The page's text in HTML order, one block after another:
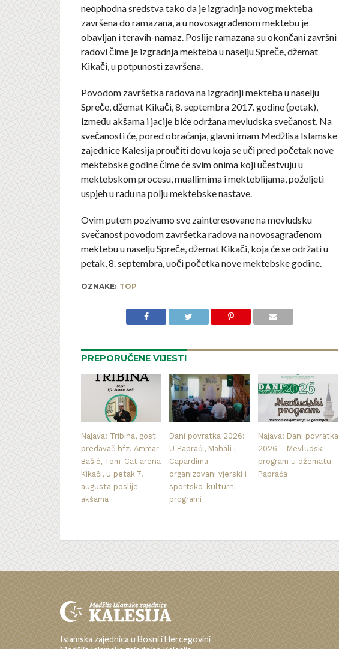
neophodna sredstva tako da je izgradnja novog mekteba
završena do ramazana, a u novosagrađenom mektebu je
obavljan i teravih-namaz. Poslije ramazana su okončani završni
radovi čime je izgradnja mekteba u naselju Spreče, džemat
Kikači, u potpunosti završena.
Povodom završetka radova na izgradnji mekteba u naselju
Spreče, džemat Kikači, 8. septembra 2017. godine (petak),
između akšama i jacije biće održana mevludska svečanost. Na
svečanosti će, pored obraćanja, glavni imam Medžlisa Islamske
zajednice Kalesija proučiti dovu koja se uči pred početak nove
mektebske godine čime će svim onima koji učestvuju u
mektebskom procesu, muallimima i mekteblijama, poželjeti
uspjeh u radu na polju mektebske nastave.
Ovim putem pozivamo sve zainteresovane na mevludsku
svečanost povodom završetka radova na novosagrađenom
mektebu u naselju Spreče, džemat Kikači, koja će se održati u
petak, 8. septembra, uoči početka nove mektebske godine.
OZNAKE: TOP
PREPORUČENE VIJESTI
Najava: Tribina, gost
predavač hfz. Ammar
Bašić, Tom-Cat arena
Kikači, u petak 7.
augusta poslije
akšama
Dani povratka 2026:
U Papraći, Mahali i
Capardima
organizovani vjerski i
sportsko-kulturni
programi
Najava: Dani povratka
2026 – Mevludski
program u džematu
Papraća
Islamska zajednica u Bosni i Hercegovini